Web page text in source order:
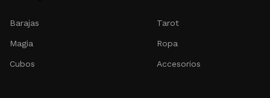
Barajas
Magia
Cubos
Tarot
Ropa
Accesorios